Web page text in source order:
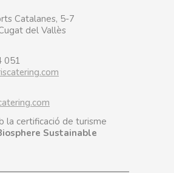
Catalanes, 5-7
del Vallès
051
la certificació de turisme
Sustainable